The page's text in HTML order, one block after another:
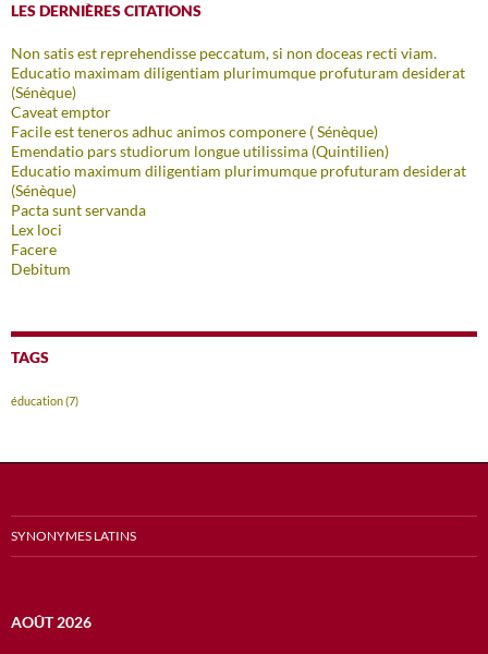
LES DERNIÈRES CITATIONS
Non satis est reprehendisse peccatum, si non doceas recti viam.
Educatio maximam diligentiam plurimumque profuturam desiderat
(Sénèque)
Caveat emptor
Facile est teneros adhuc animos componere ( Sénèque)
Emendatio pars studiorum longue utilissima (Quintilien)
Educatio maximum diligentiam plurimumque profuturam desiderat
(Sénèque)
Pacta sunt servanda
Lex loci
Facere
Debitum
TAGS
éducation(7)
SYNONYMES LATINS
AOÛT 2026